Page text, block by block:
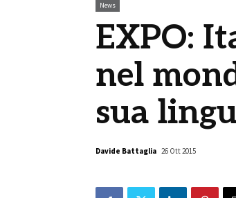
News
EXPO:
nel
sua
Davide Battaglia 26 Ott 2015